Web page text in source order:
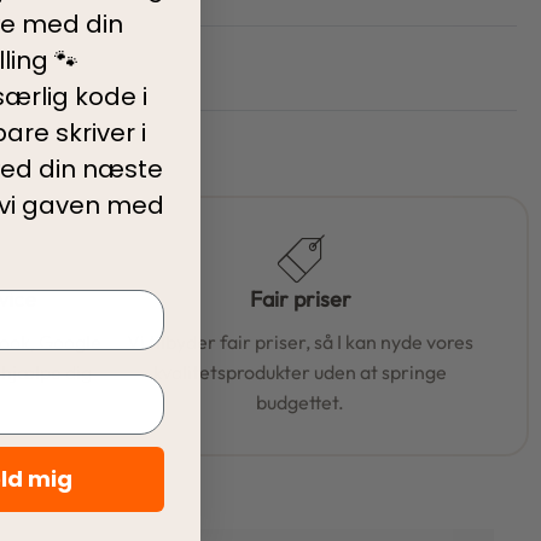
Google
hjælpe dig
Fair priser
Vi tilbyder fair priser, så I kan nyde vores
kvalitetsprodukter uden at springe
budgettet.
med din
🐾
kode i
skriver i
din næste
gaven med
mig